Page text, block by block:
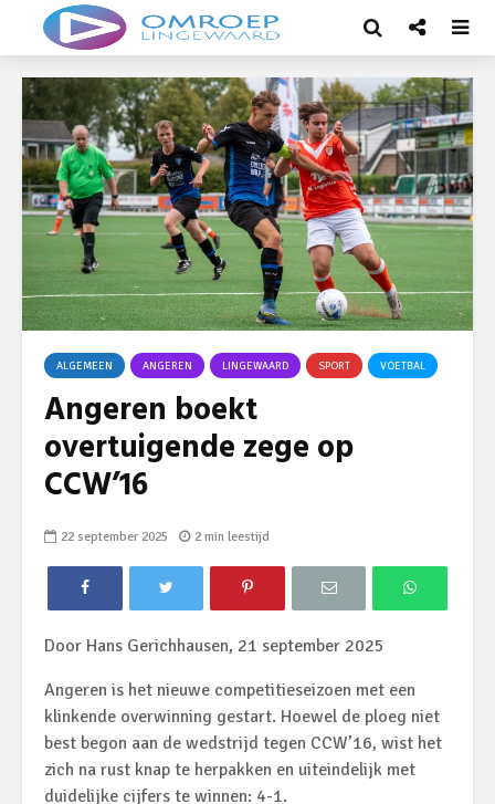
ALGEMEEN ANGEREN LINGEWAARD SPORT VOETBAL
Angeren boekt
overtuigende zege op
CCW’16
22 september 2025 2 min leestijd
Door Hans Gerichhausen, 21 september 2025
Angeren is het nieuwe competitieseizoen met een
klinkende overwinning gestart. Hoewel de ploeg niet
best begon aan de wedstrijd tegen CCW’16, wist het
zich na rust knap te herpakken en uiteindelijk met
duidelijke cijfers te winnen: 4-1.